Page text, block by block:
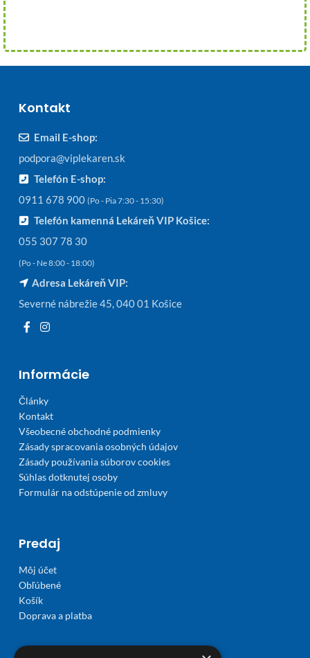
Kontakt
Email E-shop:
podpora@viplekaren.sk
Telefón E-shop:
0911 678 900 (Po - Pia 7:30 - 15:30)
Telefón kamenná Lekáreň VIP Košice:
055 307 78 30
(Po - Ne 8:00 - 18:00)
Adresa Lekáreň VIP:
Severné nábrežie 45, 040 01 Košice
Informácie
Články
Kontakt
Všeobecné obchodné podmienky
Zásady spracovania osobných údajov
Zásady používania súborov cookies
Súhlas dotknutej osoby
Formulár na odstúpenie od zmluvy
Predaj
Môj účet
Obľúbené
Košík
Doprava a platba